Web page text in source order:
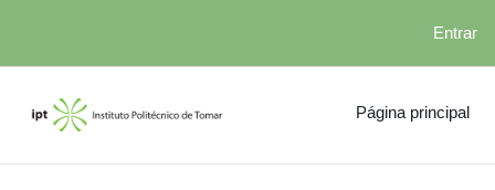
Entrar
Página principal